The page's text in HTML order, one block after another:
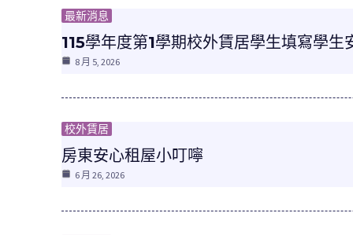
最新消息
115學年度第1學期校外賃居學生填寫學
8 月 5, 2026
校外賃居
房東安心租屋⼩叮嚀
6 月 26, 2026